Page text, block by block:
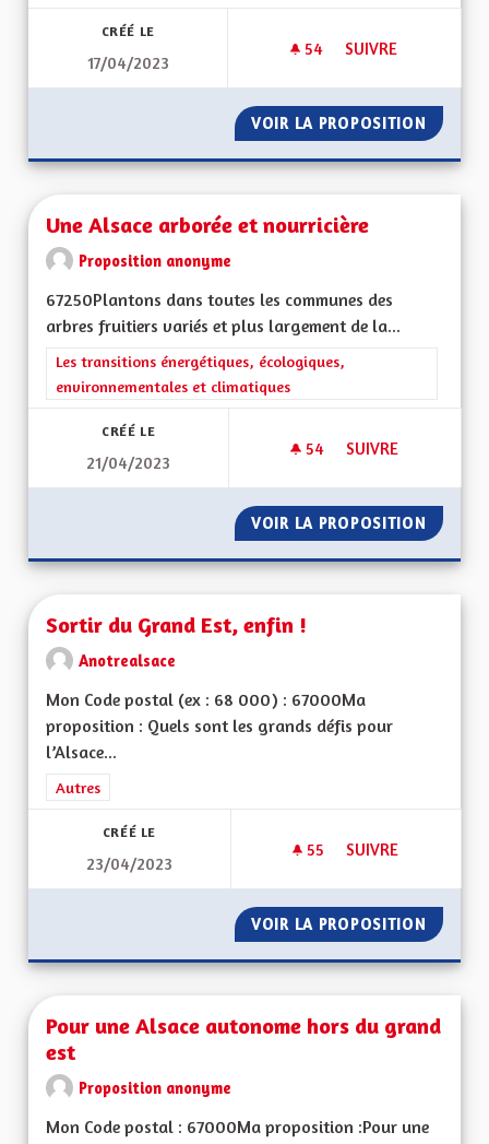
CRÉÉ LE
17/04/2023
54 54 ABONNÉS
SUIVRE
VOIR LA PROPOSITION
Une Alsace arborée et nourricière
Proposition anonyme
67250Plantons dans toutes les communes des
arbres fruitiers variés et plus largement de la...
Filtrer les résultats de la catégorie : Les transitions
Les transitions énergétiques, écologiques,
environnementales et climatiques
CRÉÉ LE
21/04/2023
54 54 ABONNÉS
SUIVRE
VOIR LA PROPOSITION UNE
Sortir du Grand Est, enfin !
Anotrealsace
Mon Code postal (ex : 68 000) : 67000Ma
proposition : Quels sont les grands défis pour
l’Alsace...
Filtrer les résultats de la catégorie : Autres
Autres
CRÉÉ LE
23/04/2023
55 55 ABONNÉS
SUIVRE
VOIR LA PROPOSITION
Pour une Alsace autonome hors du grand
est
Proposition anonyme
Mon Code postal : 67000Ma proposition :Pour une